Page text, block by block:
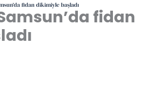
fidan dikimiyle başladı
fidan